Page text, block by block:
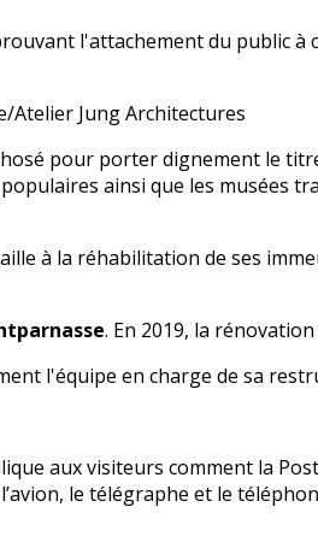
l'attachement du public à
Atelier Jung Architectures
pour porter dignement le
ainsi que les musées
à la réhabilitation de ses
. En 2019, la
l'équipe en charge de sa
aux visiteurs comment la
le télégraphe et le